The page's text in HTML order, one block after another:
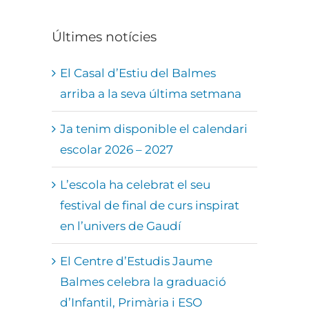
Últimes notícies
El Casal d’Estiu del Balmes
arriba a la seva última setmana
Ja tenim disponible el calendari
escolar 2026 – 2027
L’escola ha celebrat el seu
festival de final de curs inspirat
en l’univers de Gaudí
El Centre d’Estudis Jaume
Balmes celebra la graduació
d’Infantil, Primària i ESO